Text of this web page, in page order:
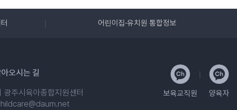
어린이집·유치원 통합정보
아오시는 길
광주시육아종합지원센터
보육교직원 양육자